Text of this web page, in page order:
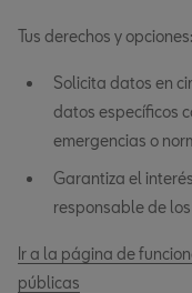
Tus derechos y opciones:
Solicita datos en
datos específicos
emergencias o
Garantiza el
responsable de
Ir a la página de
públicas